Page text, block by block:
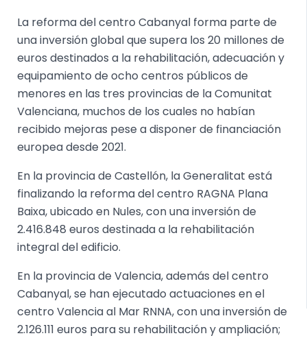
La reforma del centro Cabanyal forma parte de
una inversión global que supera los 20 millones de
euros destinados a la rehabilitación, adecuación y
equipamiento de ocho centros públicos de
menores en las tres provincias de la Comunitat
Valenciana, muchos de los cuales no habían
recibido mejoras pese a disponer de financiación
europea desde 2021.
En la provincia de Castellón, la Generalitat está
finalizando la reforma del centro RAGNA Plana
Baixa, ubicado en Nules, con una inversión de
2.416.848 euros destinada a la rehabilitación
integral del edificio.
En la provincia de Valencia, además del centro
Cabanyal, se han ejecutado actuaciones en el
centro Valencia al Mar RNNA, con una inversión de
2.126.111 euros para su rehabilitación y ampliación;